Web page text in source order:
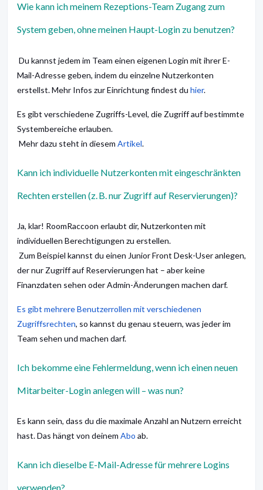
Wie kann ich meinem Rezeptions-Team Zugang zum
System geben, ohne meinen Haupt-Login zu benutzen?
Du kannst jedem im Team einen eigenen Login mit ihrer E-
Mail-Adresse geben, indem du einzelne Nutzerkonten
erstellst. Mehr Infos zur Einrichtung findest du hier.
Es gibt verschiedene Zugriffs-Level, die Zugriff auf bestimmte
Systembereiche erlauben.
Mehr dazu steht in diesem Artikel.
Kann ich individuelle Nutzerkonten mit eingeschränkten
Rechten erstellen (z. B. nur Zugriff auf Reservierungen)?
Ja, klar! RoomRaccoon erlaubt dir, Nutzerkonten mit
individuellen Berechtigungen zu erstellen.
Zum Beispiel kannst du einen Junior Front Desk-User anlegen,
der nur Zugriff auf Reservierungen hat – aber keine
Finanzdaten sehen oder Admin-Änderungen machen darf.
Es gibt mehrere Benutzerrollen mit verschiedenen
Zugriffsrechten, so kannst du genau steuern, was jeder im
Team sehen und machen darf.
Ich bekomme eine Fehlermeldung, wenn ich einen neuen
Mitarbeiter-Login anlegen will – was nun?
Es kann sein, dass du die maximale Anzahl an Nutzern erreicht
hast. Das hängt von deinem Abo ab.
Kann ich dieselbe E-Mail-Adresse für mehrere Logins
verwenden?